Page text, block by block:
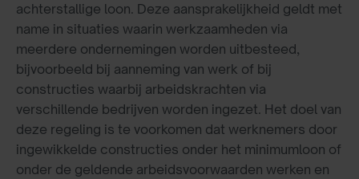
achterstallige loon. Deze aansprakelijkheid geldt met
name in situaties waarin werkzaamheden via
meerdere ondernemingen worden uitbesteed,
bijvoorbeeld bij aanneming van werk of bij
constructies waarbij arbeidskrachten via
verschillende bedrijven worden ingezet. Het doel van
deze regeling is te voorkomen dat werknemers door
ingewikkelde constructies onder het minimumloon of
onder de geldende arbeidsvoorwaarden werken en